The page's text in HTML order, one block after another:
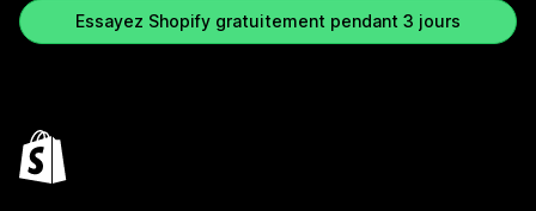
Essayez Shopify gratuitement pendant 3 jours